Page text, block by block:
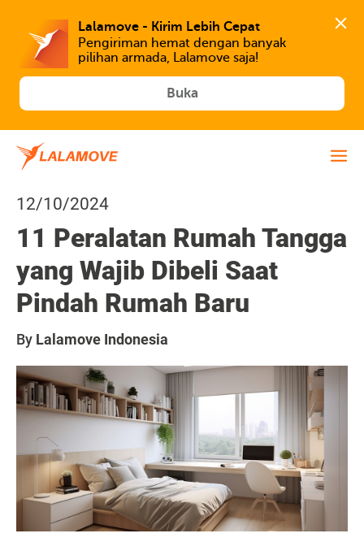
Lalamove - Kirim Lebih Cepat
Pengiriman hemat dengan banyak
Buka
12/10/2024
11 Peralatan Rumah Tangga
yang Wajib Dibeli Saat
Pindah Rumah Baru
By Lalamove Indonesia